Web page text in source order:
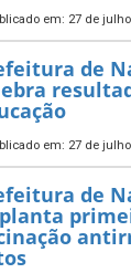
em: 27 de
de
em: 27 de
de